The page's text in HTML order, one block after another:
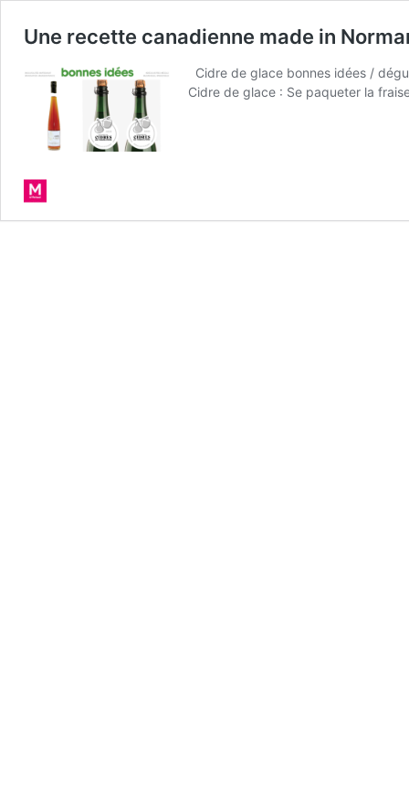
Une recette canadienne made in
Cidre de glace bonnes idées /
Cidre de glace : Se paqueter la